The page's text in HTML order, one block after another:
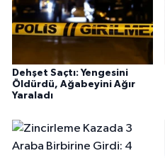
Dehşet Saçtı: Yengesini
Öldürdü, Ağabeyini Ağır
Yaraladı